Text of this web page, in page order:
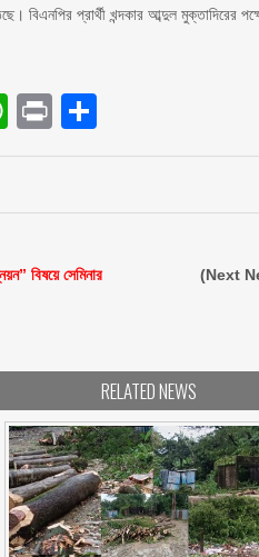
বিএনপির প্রার্থী খন্দকার আব্দুল মুক্তাদিরের
WhatsApp
Print
বিষয়ে সেমিনার
(Next
RELATED NEWS